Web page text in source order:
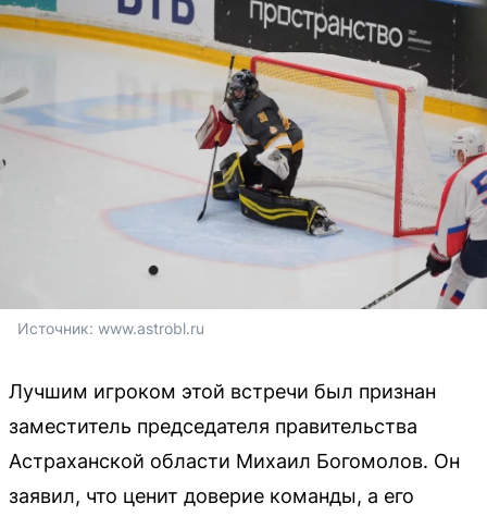
Источник: www.astrobl.ru
Лучшим игроком этой встречи был признан
заместитель председателя правительства
Астраханской области Михаил Богомолов. Он
заявил, что ценит доверие команды, а его